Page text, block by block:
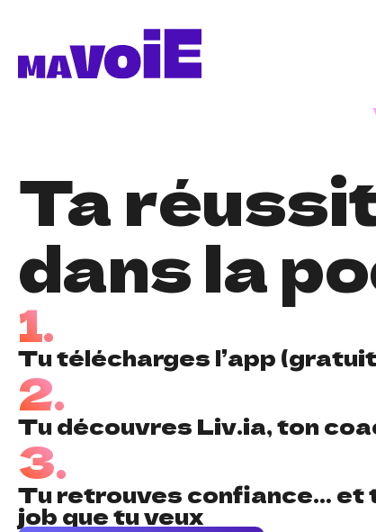
Ta
dans la
1.
Tu télécharges l’app
2.
Tu découvres Liv.ia, ton
3.
Tu retrouves confiance… et
job que tu veux